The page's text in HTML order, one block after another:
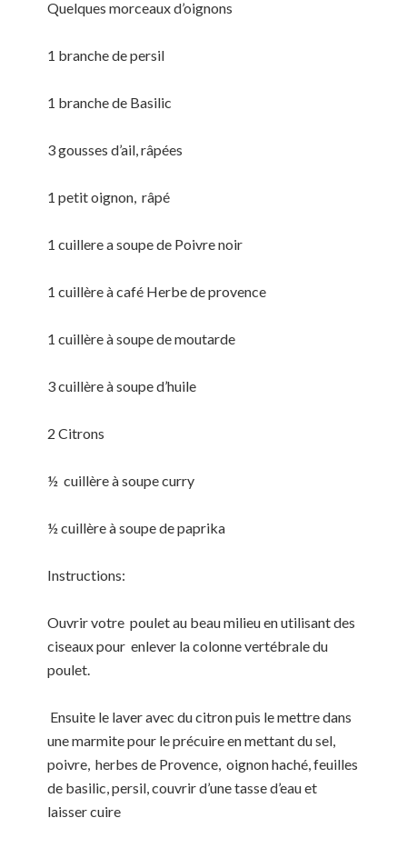
Quelques morceaux d’oignons
1 branche de persil
1 branche de Basilic
3 gousses d’ail, râpées
1 petit oignon, râpé
1 cuillere a soupe de Poivre noir
1 cuillère à café Herbe de provence
1 cuillère à soupe de moutarde
3 cuillère à soupe d’huile
2 Citrons
½ cuillère à soupe curry
½ cuillère à soupe de paprika
Instructions:
Ouvrir votre poulet au beau milieu en utilisant des
ciseaux pour enlever la colonne vertébrale du
poulet.
Ensuite le laver avec du citron puis le mettre dans
une marmite pour le précuire en mettant du sel,
poivre, herbes de Provence, oignon haché, feuilles
de basilic, persil, couvrir d’une tasse d’eau et
laisser cuire